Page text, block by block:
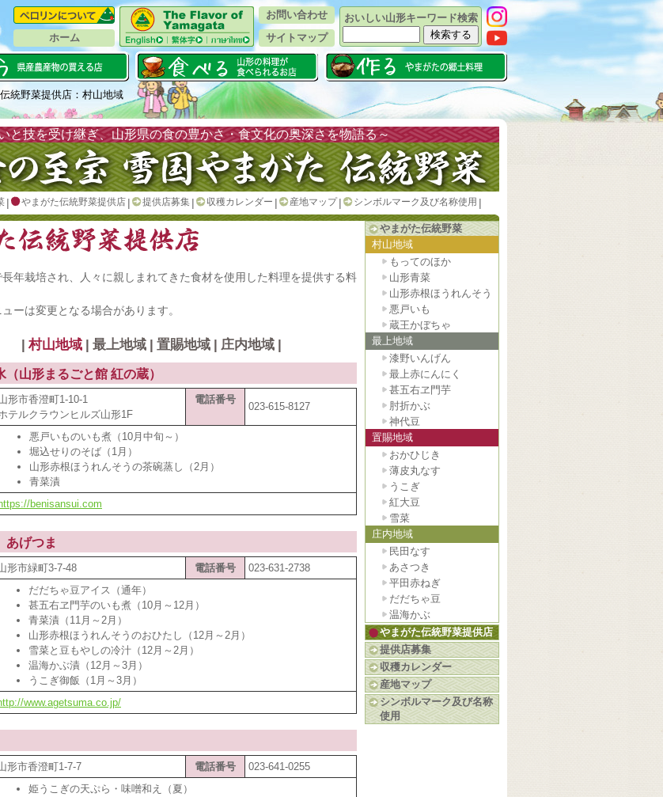
おいしい山形キーワード検索
ホーム
お問い合わせ
サイトマップ
統野菜提供店：村山地域
と技を受け継ぎ、山形県の食の豊かさ・食文化の奥深さを物語る～
| やまがた伝統野菜提供店 | 提供店募集 | 収穫カレンダー | 産地マップ | シンボルマーク及び名称使用 |
年栽培され、人々に親しまれてきた食材を使用した料理を提供する料
ーは変更となる場合があります。
| 村山地域 | 最上地域 | 置賜地域 | 庄内地域 |
山形まるごと館 紅の蔵）
形市香澄町1-10-1
テルクラウンヒルズ山形1F
電話番号
023-615-8127
悪戸いものいも煮（10月中旬～）
堀込せりのそば（1月）
山形赤根ほうれんそうの茶碗蒸し（2月）
青菜漬
https://benisansui.com
げつま
形市緑町3-7-48 電話番号
023-631-2738
だだちゃ豆アイス（通年）
甚五右ヱ門芋のいも煮（10月～12月）
青菜漬（11月～2月）
山形赤根ほうれんそうのおひたし（12月～2月）
雪菜と豆もやしの冷汁（12月～2月）
温海かぶ漬（12月～3月）
うこぎ御飯（1月～3月）
www.agetsuma.co.jp/
形市香澄町1-7-7 電話番号
023-641-0255
姫うこぎの天ぷら・味噌和え（夏）
やまがた伝統野菜
村山地域
もってのほか
山形青菜
山形赤根ほうれんそう
悪戸いも
蔵王かぼちゃ
最上地域
漆野いんげん
最上赤にんにく
甚五右ヱ門芋
肘折かぶ
神代豆
置賜地域
おかひじき
薄皮丸なす
うこぎ
紅大豆
雪菜
庄内地域
民田なす
あさつき
平田赤ねぎ
だだちゃ豆
温海かぶ
やまがた伝統野菜提供店
提供店募集
収穫カレンダー
産地マップ
シンボルマーク及び名称
使用